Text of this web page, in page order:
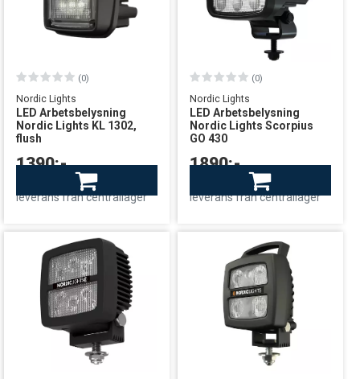
Nordic Lights
LED Arbetsbelysning
Nordic Lights KL 1302,
flush
(0)
1390:-
leverans från centrallager
Nordic Lights
LED Arbetsbelysning
Nordic Lights Scorpius
GO 430
(0)
1890:-
leverans från centrallager